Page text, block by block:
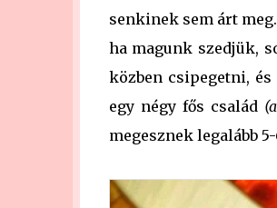
senkinek sem árt
ha magunk szedjük,
közben csipegetni,
egy négy fős család
megesznek legalább